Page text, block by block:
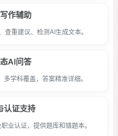
作辅助
查重建议、检测AI生成文本。
AI问答
学科覆盖，答案精准详细。
认证支持
业认证，提供题库和错题本。